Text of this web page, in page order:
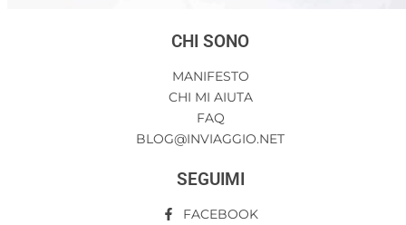
CHI SONO
MANIFESTO
CHI MI AIUTA
FAQ
BLOG@INVIAGGIO.NET
SEGUIMI
FACEBOOK